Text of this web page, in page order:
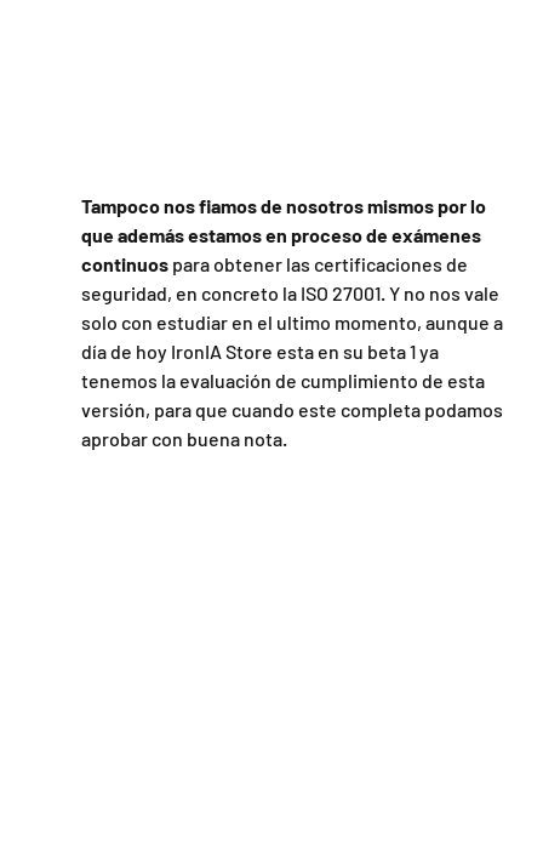
Tampoco nos fiamos de nosotros mismos por lo
que además estamos en proceso de exámenes
continuos para obtener las certificaciones de
seguridad, en concreto la ISO 27001. Y no nos vale
solo con estudiar en el ultimo momento, aunque a
día de hoy IronIA Store esta en su beta 1 ya
tenemos la evaluación de cumplimiento de esta
versión, para que cuando este completa podamos
aprobar con buena nota.